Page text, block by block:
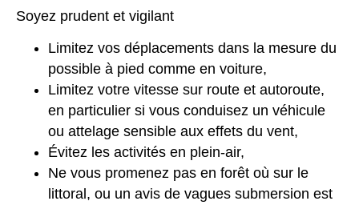
Soyez prudent et vigilant
Limitez vos déplacements dans la mesure du
possible à pied comme en voiture,
Limitez votre vitesse sur route et autoroute,
en particulier si vous conduisez un véhicule
ou attelage sensible aux effets du vent,
Évitez les activités en plein-air,
Ne vous promenez pas en forêt où sur le
littoral, ou un avis de vagues submersion est